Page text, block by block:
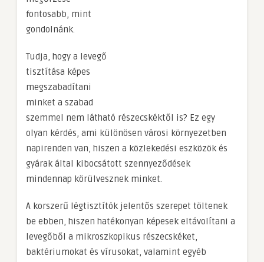
fontosabb, mint
gondolnánk.
Tudja, hogy a levegő
tisztítása képes
megszabadítani
minket a szabad
szemmel nem látható részecskéktől is? Ez egy
olyan kérdés, ami különösen városi környezetben
napirenden van, hiszen a közlekedési eszközök és
gyárak által kibocsátott szennyeződések
mindennap körülvesznek minket.
A korszerű légtisztítók jelentős szerepet töltenek
be ebben, hiszen hatékonyan képesek eltávolítani a
levegőből a mikroszkopikus részecskéket,
baktériumokat és vírusokat, valamint egyéb